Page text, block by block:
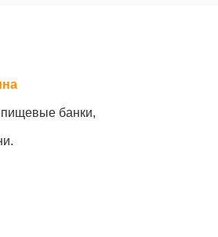
пищевые банки,